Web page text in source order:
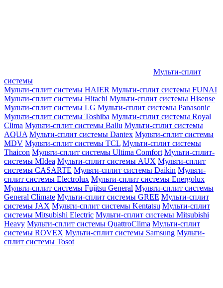
Мульти-сплит
системы
Мульти-сплит системы HAIER Мульти-сплит системы FUNAI
Мульти-сплит системы Hitachi Мульти-сплит системы Hisense
Мульти-сплит системы LG Мульти-сплит системы Panasonic
Мульти-сплит системы Toshiba Мульти-сплит системы Royal
Clima Мульти-сплит системы Ballu Мульти-сплит системы
AQUA Мульти-сплит системы Dantex Мульти-сплит системы
MDV Мульти-сплит системы TCL Мульти-сплит системы
Thaicon Мульти-сплит системы Ultima Comfort Мульти-сплит-
системы MIdea Мульти-сплит системы AUX Мульти-сплит
системы CASARTE Мульти-сплит системы Daikin Мульти-
сплит системы Electrolux Мульти-сплит системы Energolux
Мульти-сплит системы Fujitsu General Мульти-сплит системы
General Climate Мульти-сплит системы GREE Мульти-сплит
системы JAX Мульти-сплит системы Kentatsu Мульти-сплит
системы Mitsubishi Electric Мульти-сплит системы Mitsubishi
Heavy Мульти-сплит системы QuattroClima Мульти-сплит
системы ROVEX Мульти-сплит системы Samsung Мульти-
сплит системы Tosot